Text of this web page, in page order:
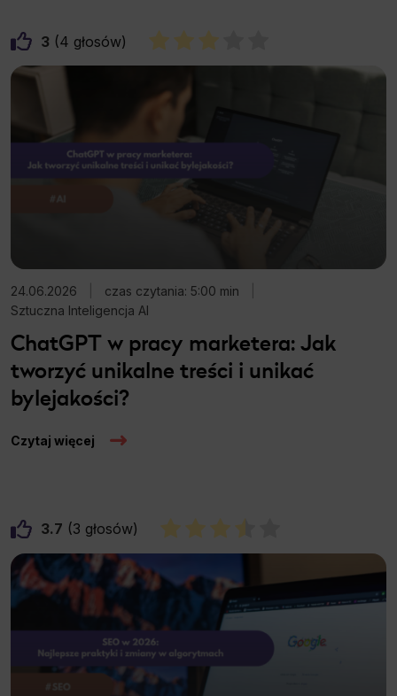
3 4
24.06.2026 czas czytania: 5:00 min
Sztuczna Inteligencja AI
ChatGPT w pracy marketera: Jak
tworzyć unikalne treści i unikać
bylejakości?
Czytaj więcej
3.7 3